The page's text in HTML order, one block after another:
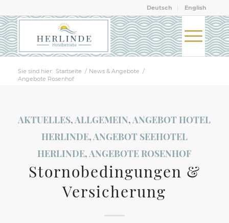
Deutsch English
Sie sind hier: Startseite / News & Angebote /
Angebote Rosenhof
AKTUELLES, ALLGEMEIN, ANGEBOT HOTEL
HERLINDE, ANGEBOT SEEHOTEL
HERLINDE, ANGEBOTE ROSENHOF
Stornobedingungen &
Versicherung